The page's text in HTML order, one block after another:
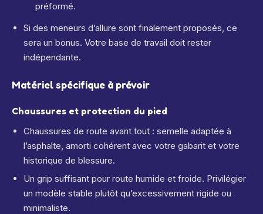
préformé.
Si des meneurs d’allure sont finalement proposés, ce
sera un bonus. Votre base de travail doit rester
indépendante.
Matériel spécifique à prévoir
Chaussures et protection du pied
Chaussures de route avant tout : semelle adaptée à
l’asphalte, amorti cohérent avec votre gabarit et votre
historique de blessure.
Un grip suffisant pour route humide et froide. Privilégier
un modèle stable plutôt qu’excessivement rigide ou
minimaliste.